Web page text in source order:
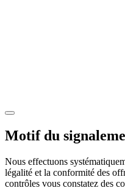
Motif du
Nous effectuons
légalité et la conformité des
contrôles vous constatez des